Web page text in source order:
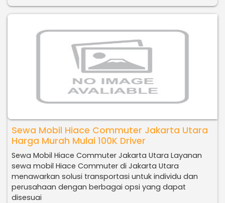
Sewa Mobil Hiace Commuter Jakarta Utara
Harga Murah Mulai 100K Driver
Sewa Mobil Hiace Commuter Jakarta Utara Layanan
sewa mobil Hiace Commuter di Jakarta Utara
menawarkan solusi transportasi untuk individu dan
perusahaan dengan berbagai opsi yang dapat
disesuai